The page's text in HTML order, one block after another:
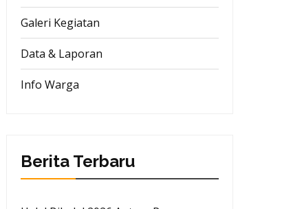
Galeri Kegiatan
Data & Laporan
Info Warga
Berita Terbaru